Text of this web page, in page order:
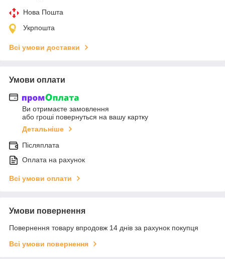
Нова Пошта
Укрпошта
Всі умови доставки
Умови оплати
Ви отримаєте замовлення
або гроші повернуться на вашу картку
Детальніше
Післяплата
Оплата на рахунок
Всі умови оплати
Умови повернення
Повернення товару впродовж 14 днів за рахунок покупця
Всі умови повернення